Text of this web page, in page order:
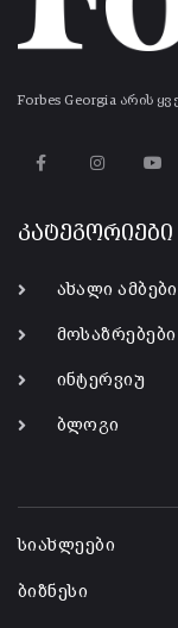
Forbes Georgia არის
კატეგორიები
ახალი ამბები
მოსაზრებები
ინტერვიუ
ბლოგი
სიახლეები
ბიზნესი